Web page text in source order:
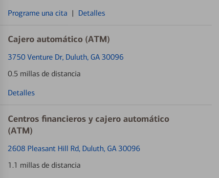
Programe una cita | Detalles
Cajero automático (ATM)
3750 Venture Dr, Duluth, GA 30096
0.5 millas de distancia
Detalles
Centros financieros y cajero automático
(ATM)
2608 Pleasant Hill Rd, Duluth, GA 30096
1.1 millas de distancia